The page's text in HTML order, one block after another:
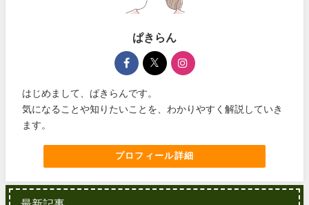
ぱきらん
はじめまして、ぱきらんです。
気になることや知りたいことを、わかりやすく解説していき
ます。
プロフィール詳細